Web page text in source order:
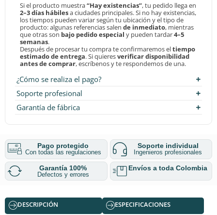
Si el producto muestra“Hay existencias”, tu pedido llega en
2–3 días hábilesa ciudades principales. Si no hay existencias,
los tiempos pueden variar según tu ubicación y el tipo de
producto: algunas referencias salen de inmediato, mientras
que otras son bajo pedido especial y pueden tardar4–5
semanas.
Después de procesar tu compra te confirmaremos eltiempo
estimado de entrega. Si quieresverificar disponibilidad
antes de comprar, escríbenos y te respondemos de una.
¿Cómo se realiza el pago?
Soporte profesional
Garantía de fábrica
Pago protegido
Con todas las regulaciones
Soporte individual
Ingenieros profesionales
Garantía 100%
Defectos y errores
Envíos a toda Colombia
DESCRIPCIÓN ESPECIFICACIONES